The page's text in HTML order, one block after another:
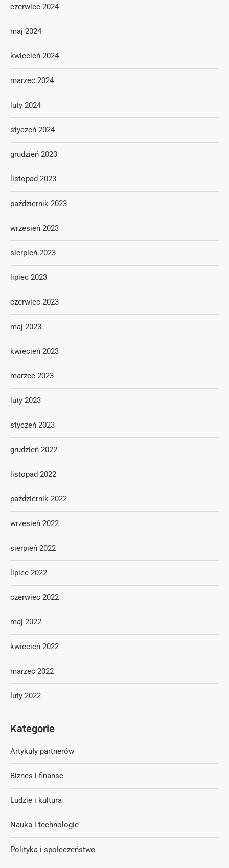
czerwiec 2024
maj 2024
kwiecień 2024
marzec 2024
luty 2024
styczeń 2024
grudzień 2023
listopad 2023
październik 2023
wrzesień 2023
sierpień 2023
lipiec 2023
czerwiec 2023
maj 2023
kwiecień 2023
marzec 2023
luty 2023
styczeń 2023
grudzień 2022
listopad 2022
październik 2022
wrzesień 2022
sierpień 2022
lipiec 2022
czerwiec 2022
maj 2022
kwiecień 2022
marzec 2022
luty 2022
Kategorie
Artykuły partnerów
Biznes i finanse
Ludzie i kultura
Nauka i technologie
Polityka i społeczeństwo